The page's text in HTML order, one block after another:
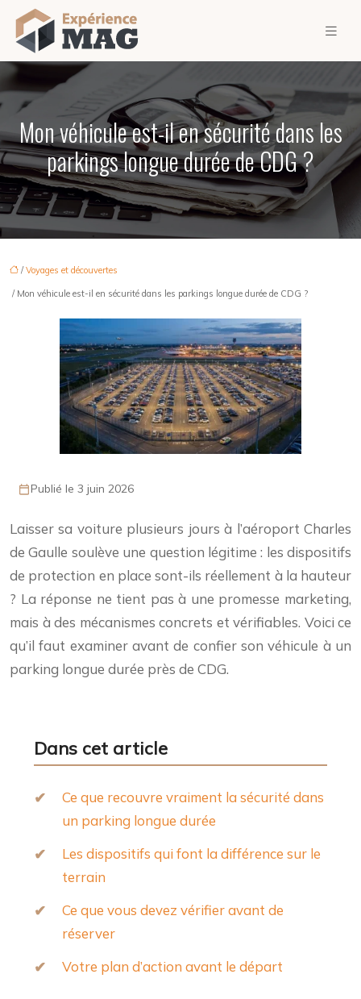
Mon véhicule est-il en sécurité dans les
parkings longue durée de CDG ?
/Voyages et découvertes
/ Mon véhicule est-il en sécurité dans les parkings longue durée de CDG ?
Publié le 3 juin 2026
Laisser sa voiture plusieurs jours à l’aéroport Charles
de Gaulle soulève une question légitime : les dispositifs
de protection en place sont-ils réellement à la hauteur
? La réponse ne tient pas à une promesse marketing,
mais à des mécanismes concrets et vérifiables. Voici ce
qu’il faut examiner avant de confier son véhicule à un
parking longue durée près de CDG.
Dans cet article
Ce que recouvre vraiment la sécurité dans
un parking longue durée
Les dispositifs qui font la différence sur le
terrain
Ce que vous devez vérifier avant de
réserver
Votre plan d’action avant le départ